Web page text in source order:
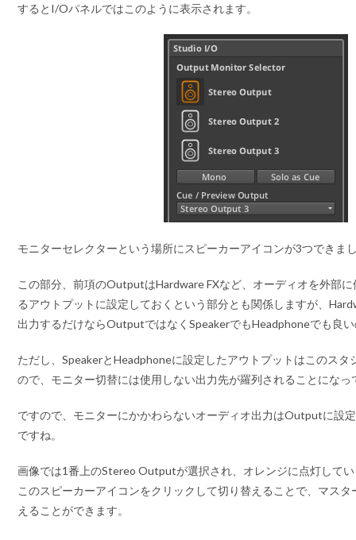
するとI/Oパネルではこのように表示されます。
モニターセレクターという場所にスピーカーアイコンが3つできま
この部分、前項のOutputはHardware FXなど、オーディオを外部
るアウトプットに設定しておくという部分とも関係しますが、
出力するだけならOutputではなくSpeakerでもHeadphoneでも良
ただし、SpeakerとHeadphoneに設定したアウトプットはこのス
ので、モニター切替には使用しない出力先が羅列されることになっ
ですので、モニターにかかわらないオーディオ出力はOutputに設
ですね。
画像では1番上のStereo Outputが選択され、オレンジに点灯して
このスピーカーアイコンをクリックして切り替えることで、マス
えることができます。